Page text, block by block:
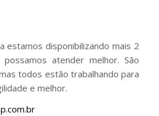
estamos disponibilizando mais 2
atender melhor. São
todos estão trabalhando para
e melhor.